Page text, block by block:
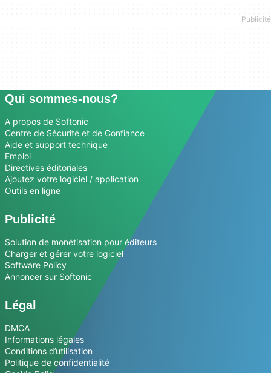
Qui sommes-nous?
A propos de Softonic
Centre de Sécurité et de Confiance
Aide et support technique
Emploi
Directives éditoriales
Ajoutez votre logiciel / application
Outils en ligne
Publicité
Solution de monétisation pour éditeurs
Charger et gérer votre logiciel
Software Policy
Annoncer sur Softonic
Légal
DMCA
Informations légales
Conditions d’utilisation
Politique de confidentialité